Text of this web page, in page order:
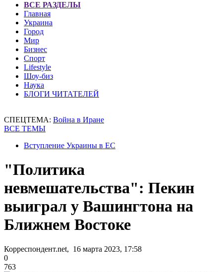
ВСЕ РАЗДЕЛЫ
Главная
Украина
Город
Мир
Бизнес
Спорт
Lifestyle
Шоу-биз
Наука
БЛОГИ ЧИТАТЕЛЕЙ
СПЕЦТЕМА: Война в Иране
ВСЕ ТЕМЫ
Вступление Украины в ЕС
"Политика
невмешательства": Пекин
выиграл у Вашингтона на
Ближнем Востоке
Корреспондент.net, 16 марта 2023, 17:58
0
763